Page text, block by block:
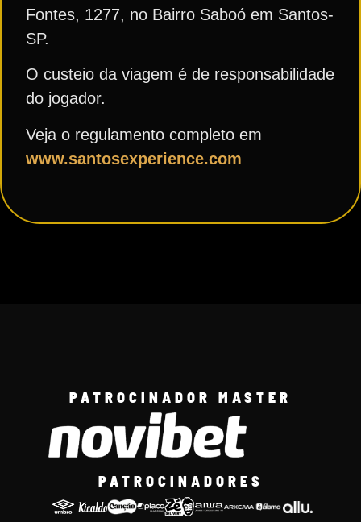
Fontes, 1277, no Bairro Saboó em Santos-
SP.
O custeio da viagem é de responsabilidade
do jogador.
Veja o regulamento completo em
www.santosexperience.com
PATROCINADOR MASTER
PATROCINADORES